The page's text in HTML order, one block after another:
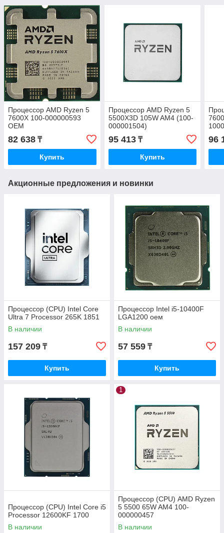
Процессор AMD Ryzen 5
7600X 100-000000593
OEM
82 638 ₸
Купить
Процессор AMD Ryzen 5
5500X3D 105W AM4 (100-
000001504)
95 413₸
Купить
96
Акционные предложения и новинки
Процессор (CPU) Intel Core
Ultra 7 Processor 265K 1851
В наличии
157 209 ₸
Купить
Процессор Intel i5-10400F
LGA1200 оем
В наличии
57 559 ₸
Купить
Процессор (CPU) Intel Core i5
Processor 12600KF 1700
В наличии
1
Процессор (CPU) AMD Ryzen
5 5500 65W AM4 100-
000000457
В наличии